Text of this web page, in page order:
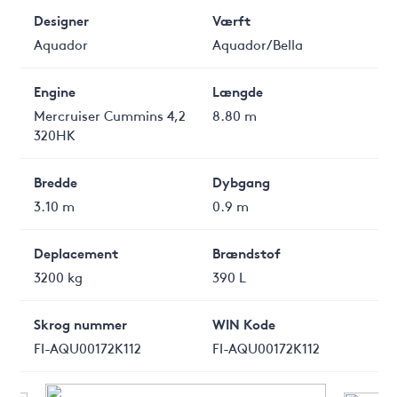
Designer
Aquador
Værft
Aquador/Bella
Engine
Mercruiser Cummins 4,2
320HK
Længde
8.80 m
Bredde
3.10 m
Dybgang
0.9 m
Deplacement
3200 kg
Brændstof
390 L
Skrog nummer
FI-AQU00172K112
WIN Kode
FI-AQU00172K112